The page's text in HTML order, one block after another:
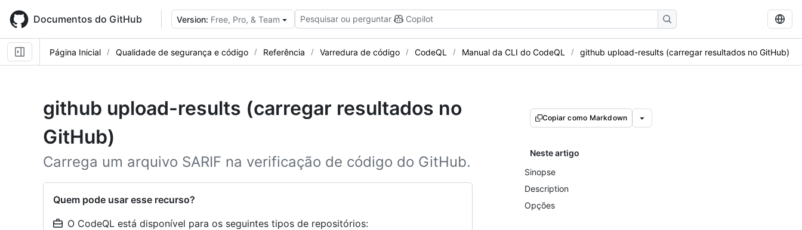
main
content
Documentos do GitHub Version: Free, Pro, & Team Pesquisar ou perguntar Copilot
Página Inicial Qualidade de segurança e código Referência Varredura de código CodeQL Manual da CLI do CodeQL github upload-results (carregar resultados no GitHub)
github upload-results (carregar resultados no
GitHub)
Carrega um arquivo SARIF na verificação de código do GitHub.
Quem pode usar esse recurso?
O CodeQL está disponível para os seguintes tipos de repositórios:
Copiar como Markdown
Neste artigo
Sinopse
Description
Opções